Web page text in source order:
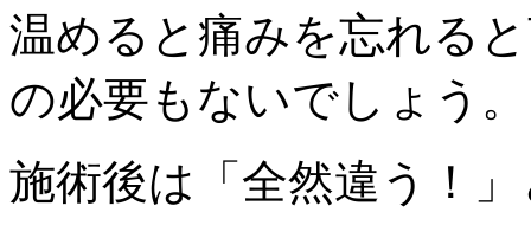
温めると痛みを忘れる
の必要もないでしょう。
施術後は「全然違う！